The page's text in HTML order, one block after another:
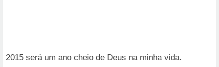
2015 será um ano cheio de Deus na minha vida.